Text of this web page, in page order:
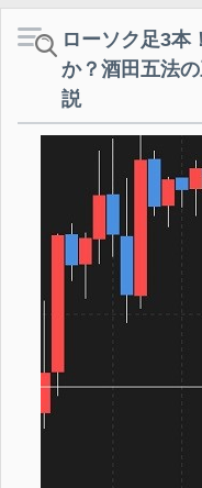
ローソク足3本
か？酒田五法
説